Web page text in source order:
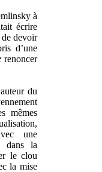
à
écrire
devoir
d’une
renoncer
du
mêmes
une
dans la
le clou
la mise